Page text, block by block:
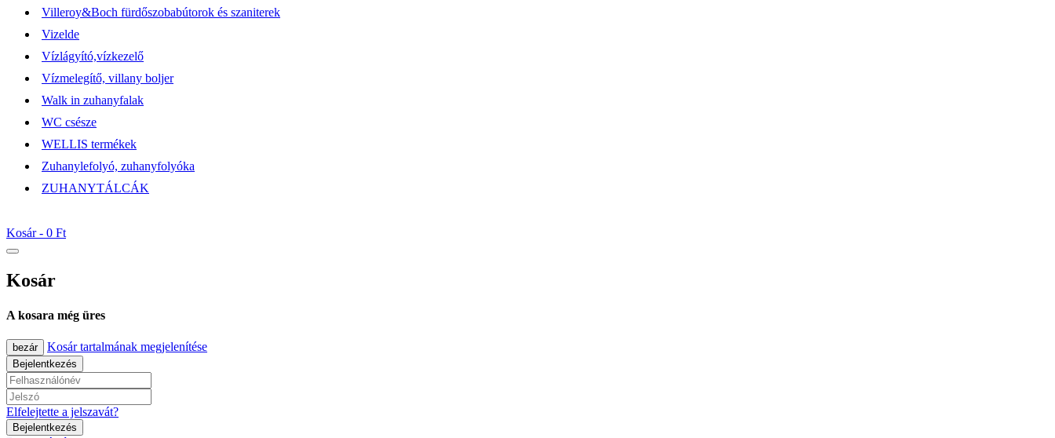
Villeroy&Boch fürdőszobabútorok és szaniterek
Vizelde
Vízlágyító,vízkezelő
Vízmelegítő, villany boljer
Walk in zuhanyfalak
WC csésze
WELLIS termékek
Zuhanylefolyó, zuhanyfolyóka
ZUHANYTÁLCÁK
Kosár - 0 Ft
Kosár
A kosara még üres
bezár Kosár tartalmának megjelenítése
Bejelentkezés
Elfelejtette a jelszavát?
Bejelentkezés